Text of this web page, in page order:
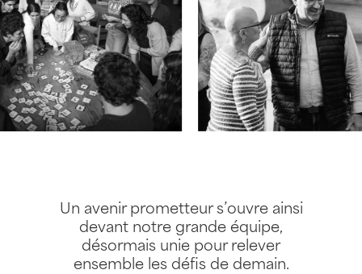
Un avenir prometteur s’ouvre ainsi
devant notre grande équipe,
désormais unie pour relever
ensemble les défis de demain.